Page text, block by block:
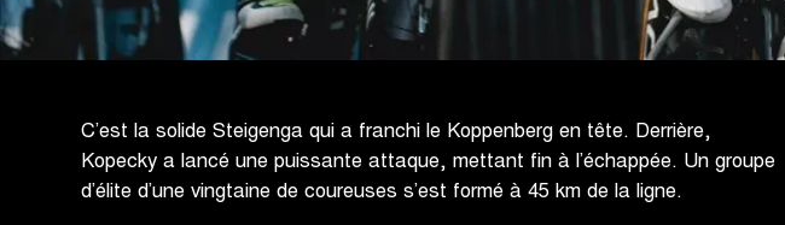
C’est la solide Steigenga qui a franchi le Koppenberg en tête. Derrière,
Kopecky a lancé une puissante attaque, mettant fin à l’échappée. Un groupe
d’élite d’une vingtaine de coureuses s’est formé à 45 km de la ligne.